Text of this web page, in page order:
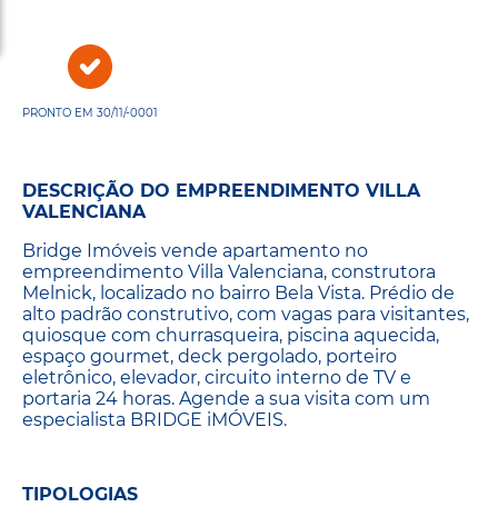
PRONTO EM 30/11/-0001
DESCRIÇÃO DO EMPREENDIMENTO VILLA
VALENCIANA
Bridge Imóveis vende apartamento no
empreendimento Villa Valenciana, construtora
Melnick, localizado no bairro Bela Vista. Prédio de
alto padrão construtivo, com vagas para visitantes,
quiosque com churrasqueira, piscina aquecida,
espaço gourmet, deck pergolado, porteiro
eletrônico, elevador, circuito interno de TV e
portaria 24 horas. Agende a sua visita com um
especialista BRIDGE iMÓVEIS.
TIPOLOGIAS